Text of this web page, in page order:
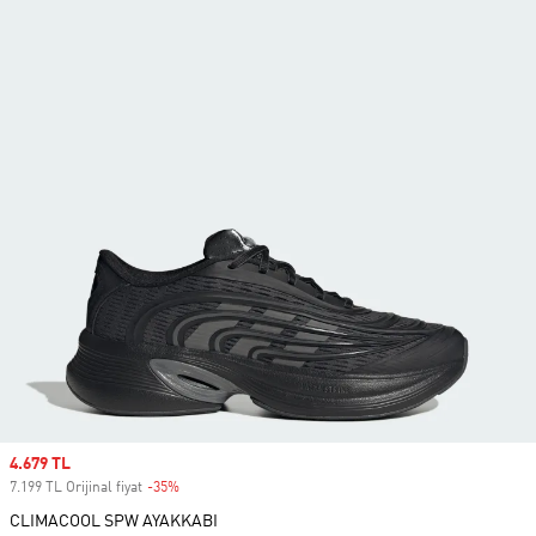
Sale price
4.679 TL
7.199 TL Orijinal fiyat -35%
CLIMACOOL SPW AYAKKABI